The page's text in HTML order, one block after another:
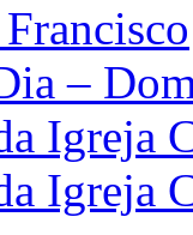
–
Igreja
Igreja